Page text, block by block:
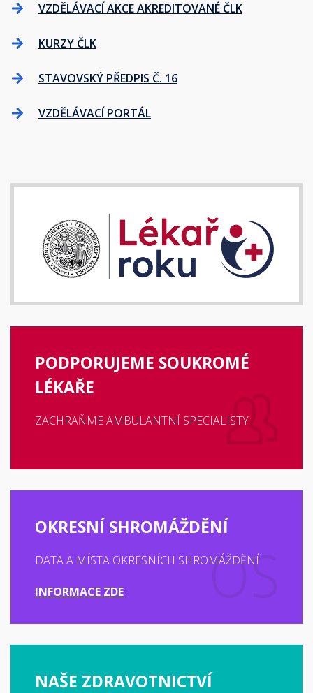
VZDĚLÁVACÍ AKCE AKREDITOVANÉ ČLK
KURZY ČLK
STAVOVSKÝ PŘEDPIS Č. 16
VZDĚLÁVACÍ PORTÁL
PODPORUJEME SOUKROMÉ
LÉKAŘE
ZACHRAŇME AMBULANTNÍ SPECIALISTY
OKRESNÍ SHROMÁŽDĚNÍ
DATA A MÍSTA OKRESNÍCH SHROMÁŽDĚNÍ
INFORMACE ZDE
NAŠE ZDRAVOTNICTVÍ